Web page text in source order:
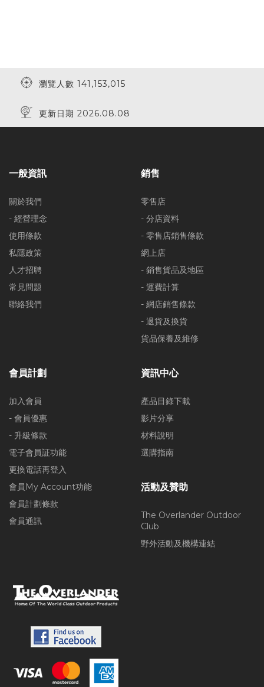
瀏覽人數 141,153,015
更新日期 2026.08.08
一般資訊
關於我們
- 經營理念
使用條款
私隱政策
人才招聘
常見問題
聯絡我們
銷售
零售店
- 分店資料
- 零售店銷售條款
網上店
- 銷售貨品及地區
- 運費計算
- 網店銷售條款
- 退貨及換貨
貨品保養及維修
會員計劃
加入會員
- 會員優惠
- 升級條款
電子會員証功能
更換電話再登入
會員My Account功能
會員計劃條款
會員通訊
資訊中心
產品目錄下載
影片分享
材料說明
選購指南
活動及贊助
The Overlander Outdoor
Club
野外活動及機構連結